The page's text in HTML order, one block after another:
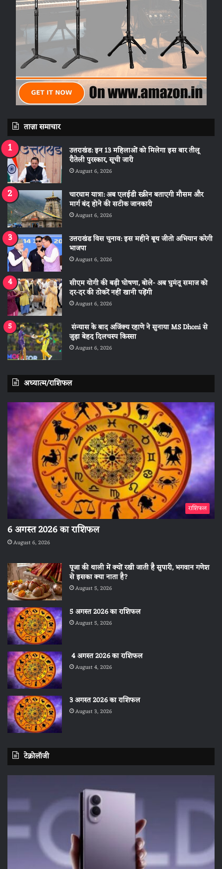
ताज़ा समाचार
उत्तराखंड: इन 13 महिलाओं को मिलेगा इस बार तीलू
रौतेली पुरस्कार, सूची जारी
August 6, 2026
चारधाम यात्रा: अब एलईडी स्क्रीन बताएगी मौसम और
मार्ग बंद होने की सटीक जानकारी
August 6, 2026
उत्तराखंड विस चुनाव: इस महीने बूथ जीतो अभियान करेगी
भाजपा
August 6, 2026
सीएम योगी की बड़ी घोषणा, बोले- अब घुमंतू समाज को
दर-दर की ठोकरें नहीं खानी पड़ेंगी
August 6, 2026
संन्यास के बाद अजिंक्‍य रहाणे ने सुनाया MS Dhoni से
जुड़ा बेहद दिलचस्प किस्सा
August 6, 2026
अध्यात्म/राशिफल
राशिफल
6 अगस्त 2026 का राशिफल
August 6, 2026
पूजा की थाली में क्यों रखी जाती है सुपारी, भगवान गणेश
से इसका क्या नाता है?
August 5, 2026
5 अगस्त 2026 का राशिफल
August 5, 2026
4 अगस्त 2026 का राशिफल
August 4, 2026
3 अगस्त 2026 का राशिफल
August 3, 2026
टेक्नोलॉजी